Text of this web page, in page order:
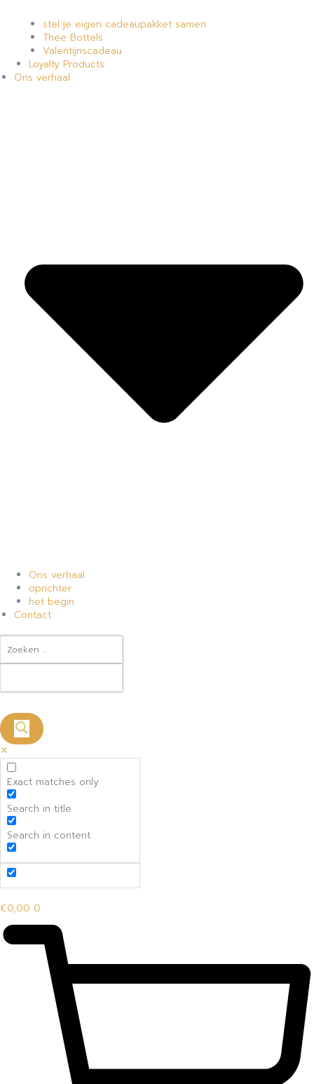
stel je eigen cadeaupakket samen
Thee Bottels
Valentijnscadeau
Loyalty Products
Ons verhaal
Ons verhaal
oprichter
het begin
Contact
Exact matches only
Search in title
Search in content
€0,00 0